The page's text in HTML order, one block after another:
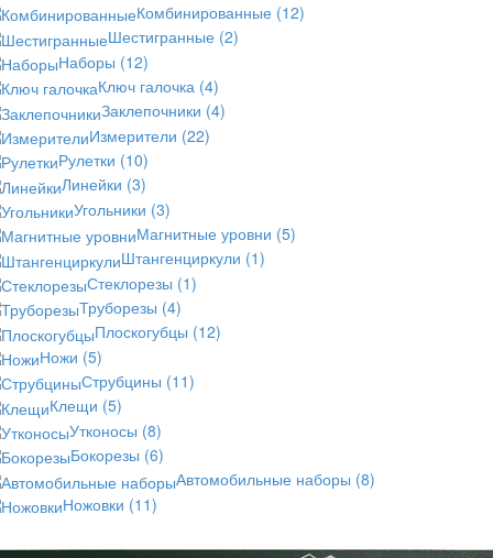
Комбинированные (12)
Шестигранные (2)
Наборы (12)
Ключ галочка (4)
Заклепочники (4)
Измерители (22)
Рулетки (10)
Линейки (3)
Угольники (3)
Магнитные уровни (5)
Штангенциркули (1)
Стеклорезы (1)
Труборезы (4)
Плоскогубцы (12)
Ножи (5)
Струбцины (11)
Клещи (5)
Утконосы (8)
Бокорезы (6)
Автомобильные наборы (8)
Ножовки (11)